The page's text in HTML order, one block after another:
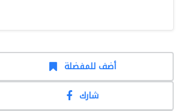
أضف للمفضلة
شارك